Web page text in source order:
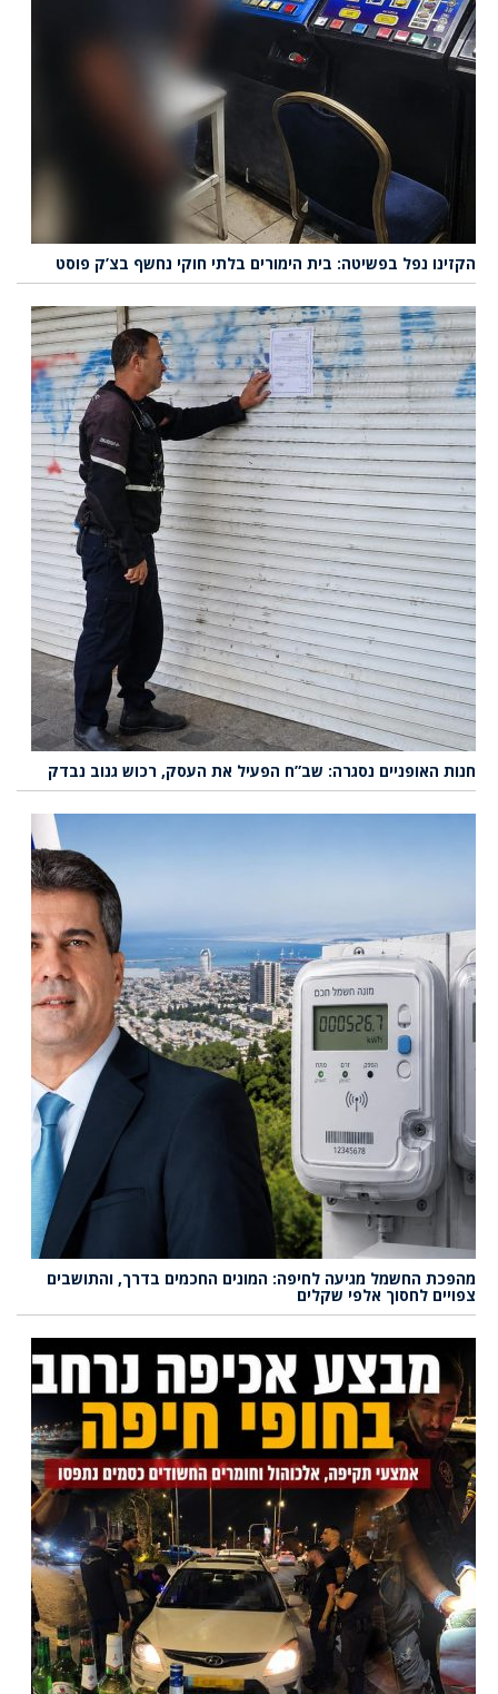
הקזינו נפל בפשיטה: בית הימורים בלתי חוקי נחשף בצ’ק פוסט
חנות האופניים נסגרה: שב”ח הפעיל את העסק, רכוש גנוב נבדק
מהפכת החשמל מגיעה לחיפה: המונים החכמים בדרך, והתושבים
צפויים לחסוך אלפי שקלים